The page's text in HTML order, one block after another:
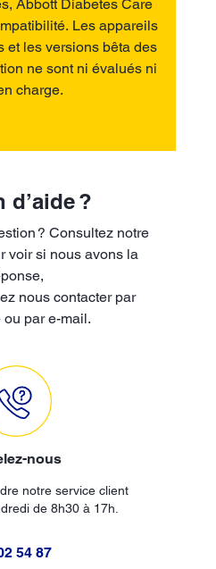
Abbott Diabetes Care
Les appareils
et les versions bêta des
ne sont ni évalués ni
charge.
d’aide ?
? Consultez notre
voir si nous avons la
nous contacter par
par e-mail.
nous
notre service client
de 8h30 à 17h.
54 87